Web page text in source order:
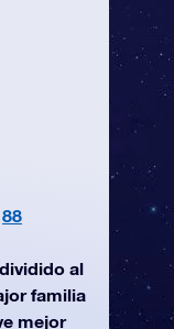
88
al
familia
mejor